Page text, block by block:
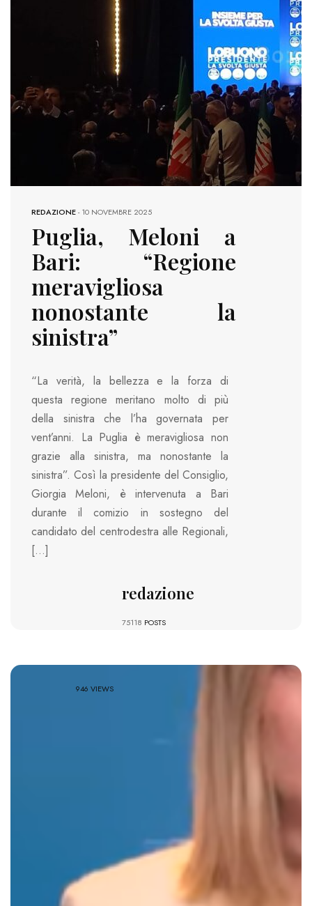
REDAZIONE-10 NOVEMBRE 2025
Puglia, Meloni a
Bari: “Regione
meravigliosa
nonostante la
sinistra”
“La verità, la bellezza e la forza di
questa regione meritano molto di più
della sinistra che l’ha governata per
vent’anni. La Puglia è meravigliosa non
grazie alla sinistra, ma nonostante la
sinistra”. Così la presidente del Consiglio,
Giorgia Meloni, è intervenuta a Bari
durante il comizio in sostegno del
candidato del centrodestra alle Regionali,
[…]
redazione
75118 POSTS
946 VIEWS